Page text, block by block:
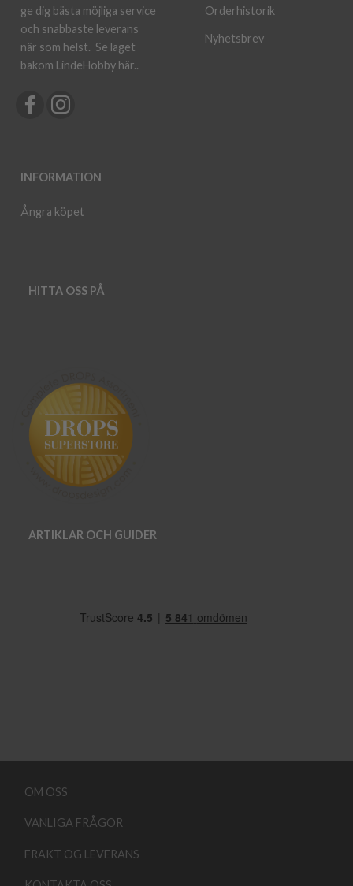
ge dig bästa möjliga service
och snabbaste leverans
när som helst. Se laget
bakom LindeHobby här..
INFORMATION
Ångra köpet
Orderhistorik
Nyhetsbrev
HITTA OSS PÅ
ARTIKLAR OCH GUIDER
OM OSS
VANLIGA FRÅGOR
FRAKT OG LEVERANS